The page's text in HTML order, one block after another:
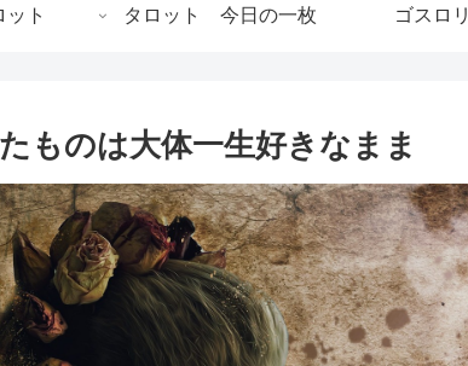
ット タロット 今日の一枚 ゴスロリ
ものは大体一生好きなまま